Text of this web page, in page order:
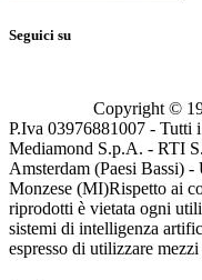
Seguici su
Copyright ©
P.Iva 03976881007 - Tutti
Mediamond S.p.A. - RTI
Amsterdam (Paesi Bassi)
Monzese (MI)Rispetto ai
riprodotti è vietata ogni
sistemi di intelligenza
espresso di utilizzare